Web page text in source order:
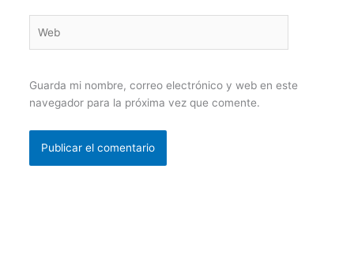
Guarda mi nombre, correo electrónico y web en este
navegador para la próxima vez que comente.